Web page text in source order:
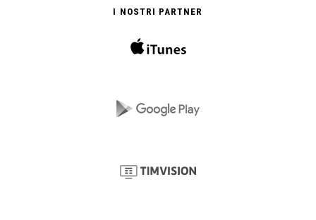
I NOSTRI PARTNER